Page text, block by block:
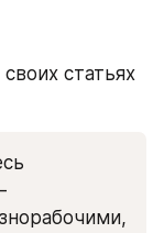
своих статьях